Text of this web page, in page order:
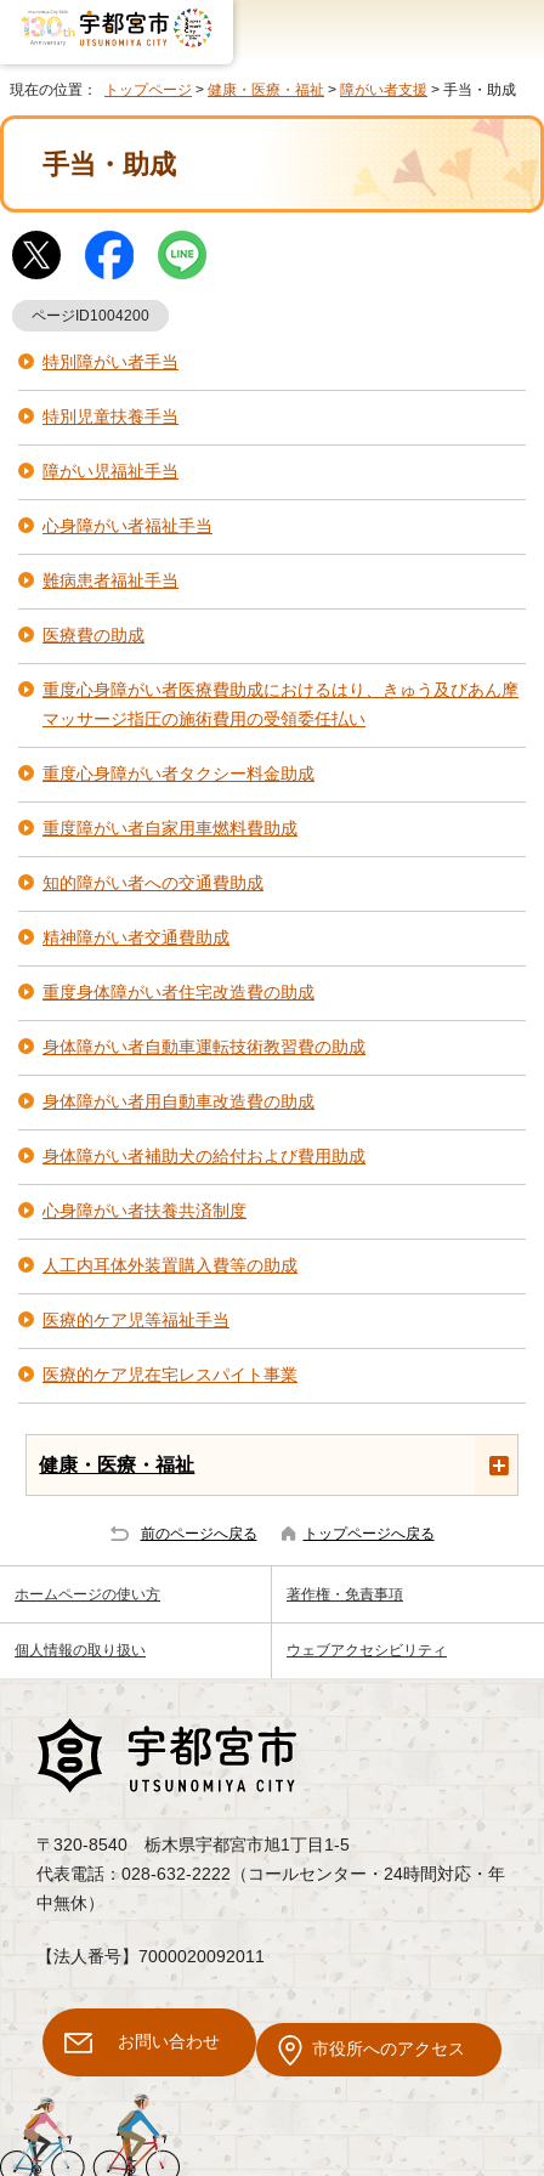
現在の位置： トップページ > 健康・医療・福祉 > 障がい者支援 > 手当・助成
手当・助成
ページID1004200
特別障がい者手当
特別児童扶養手当
障がい児福祉手当
心身障がい者福祉手当
難病患者福祉手当
医療費の助成
重度心身障がい者医療費助成におけるはり、きゅう及びあん摩
マッサージ指圧の施術費用の受領委任払い
重度心身障がい者タクシー料金助成
重度障がい者自家用車燃料費助成
知的障がい者への交通費助成
精神障がい者交通費助成
重度身体障がい者住宅改造費の助成
身体障がい者自動車運転技術教習費の助成
身体障がい者用自動車改造費の助成
身体障がい者補助犬の給付および費用助成
心身障がい者扶養共済制度
人工内耳体外装置購入費等の助成
医療的ケア児等福祉手当
医療的ケア児在宅レスパイト事業
健康・医療・福祉
前のページへ戻る トップページへ戻る
ホームページの使い方 著作権・免責事項
個人情報の取り扱い ウェブアクセシビリティ
〒320-8540 栃木県宇都宮市旭1丁目1-5
代表電話：028-632-2222（コールセンター・24時間対応・年
中無休）
【法人番号】7000020092011
お問い合わせ 市役所へのアクセス